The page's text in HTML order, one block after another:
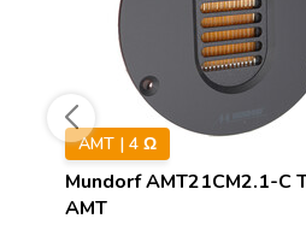
AMT | 4 Ω
MundorfAMT21CM2.1-C
AMT